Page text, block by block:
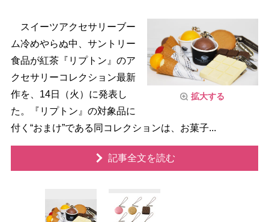
拡大する
スイーツアクセサリーブー
ム冷めやらぬ中、サントリー
食品が紅茶『リプトン』のア
クセサリーコレクション最新
作を、14日（火）に発表し
た。『リプトン』の対象品に
付く“おまけ”である同コレクションは、お菓子...
記事全文を読む